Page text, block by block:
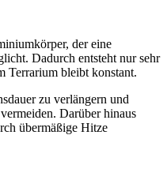
der eine
Dadurch entsteht nur sehr
Terrarium bleibt konstant.
zu verlängern und
Darüber hinaus
übermäßige Hitze